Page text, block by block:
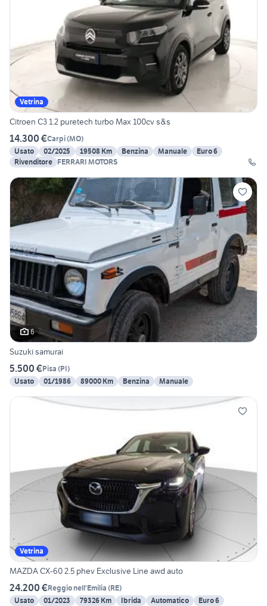
Vetrina
Citroen C3 1.2 puretech turbo Max 100cv s&s
14.300 €Carpi(MO)
Usato
02/2025 19508 Km Benzina Manuale
Euro 6
Rivenditore FERRARI MOTORS
6
Suzuki samurai
5.500 €Pisa (PI)
Usato
01/1986 89000 Km Benzina Manuale
Vetrina
MAZDA CX-60 2.5 phev Exclusive Line awd auto
24.200 €Reggio nell'Emilia (RE)
Usato
01/2023 79326 Km Ibrida Automatico
Euro 6